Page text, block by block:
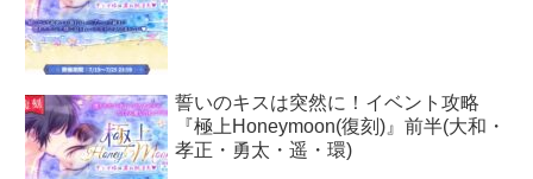
誓いのキスは突然に！イベント攻略
『極上Honeymoon(復刻)』前半(大和・
孝正・勇太・遥・環)